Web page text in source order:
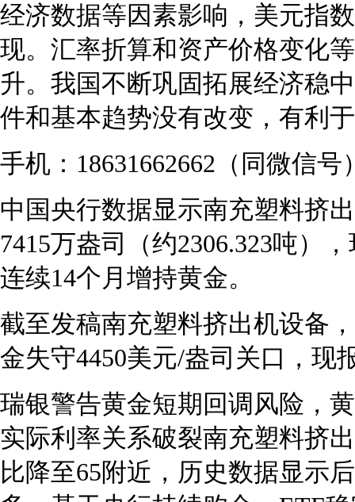
经济数据等因素影响，美元指
现。汇率折算和资产价格变化
升。我国不断巩固拓展经济稳
件和基本趋势没有改变，有利
手机：18631662662（同微信号
中国央行数据显示南充塑料挤
7415万盎司（约2306.323吨）
连续14个月增持黄金。
截至发稿南充塑料挤出机设备
金失守4450美元/盎司关口，现
瑞银警告黄金短期回调风险，
实际利率关系破裂南充塑料挤
比降至65附近，历史数据显示